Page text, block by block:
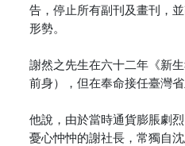
告，停止所有副刊及畫刊，
形勢。
謝然之先生在六十二年《新
前身），但在奉命接任臺灣
他說，由於當時通貨膨脹劇
憂心忡忡的謝社長，常獨自